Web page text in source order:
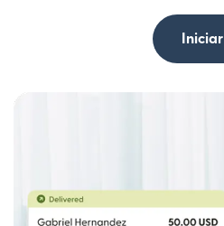
Iniciar